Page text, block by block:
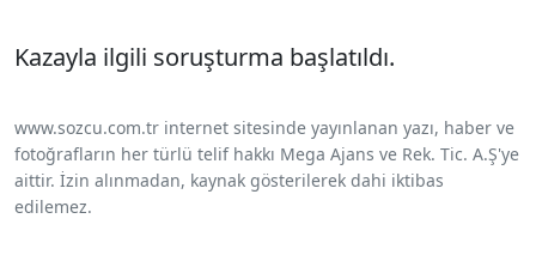
Kazayla ilgili soruşturma başlatıldı.
www.sozcu.com.tr internet sitesinde yayınlanan yazı, haber ve
fotoğrafların her türlü telif hakkı Mega Ajans ve Rek. Tic. A.Ş'ye
aittir. İzin alınmadan, kaynak gösterilerek dahi iktibas
edilemez.